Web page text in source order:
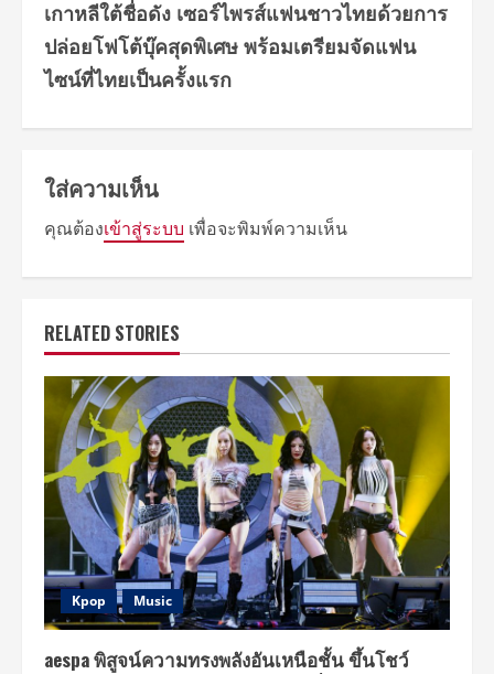
เกาหลีใต้ชื่อดัง เซอร์ไพรส์แฟนชาวไทยด้วยการ
ปล่อยโฟโต้บุ๊คสุดพิเศษ พร้อมเตรียมจัดแฟน
ไซน์ที่ไทยเป็นครั้งแรก
ใส่ความเห็น
คุณต้องเข้าสู่ระบบ เพื่อจะพิมพ์ความเห็น
RELATED STORIES
Kpop Music
aespa พิสูจน์ความทรงพลังอันเหนือชั้น ขึ้นโชว์